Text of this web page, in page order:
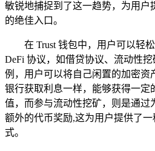
敏锐地捕捉到了这一趋势，为用户
的绝佳入口。
在 Trust 钱包中，用户可以轻
DeFi 协议，如借贷协议、流动性
例，用户可以将自己闲置的加密资
银行获取利息一样，能够获得一定
值，而参与流动性挖矿，则是通过
额外的代币奖励,这为用户提供了
式。